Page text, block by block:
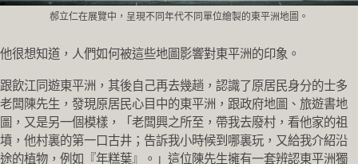
郝立仁在展覽中，呈現不同年代不同單位繪製的東平洲地圖。
他很想知道，人們如何被這些地圖影響對東平洲的印象。
跟飲江同遊東平洲，其後自己再去幾趟，認識了原居民身分的士多
老闆陳先生，發現原居民心目中的東平洲，跟政府地圖、旅遊書地
圖，又是另一個模樣，「老闆興之所至，帶我去廢村，看他家的祖
墳，他村裏的第一口古井；告訴我小時候到哪裏玩，又給我介紹沿
途的植物，例如『年糕葉』。」這位陳先生擁有一套辨認東平洲獨